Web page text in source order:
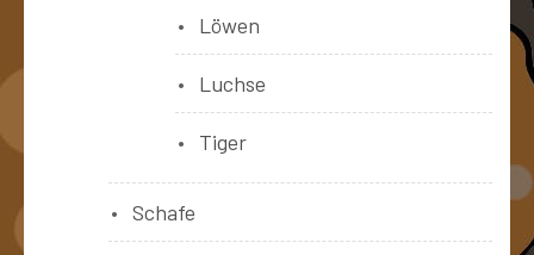
Löwen
Luchse
Tiger
Schafe